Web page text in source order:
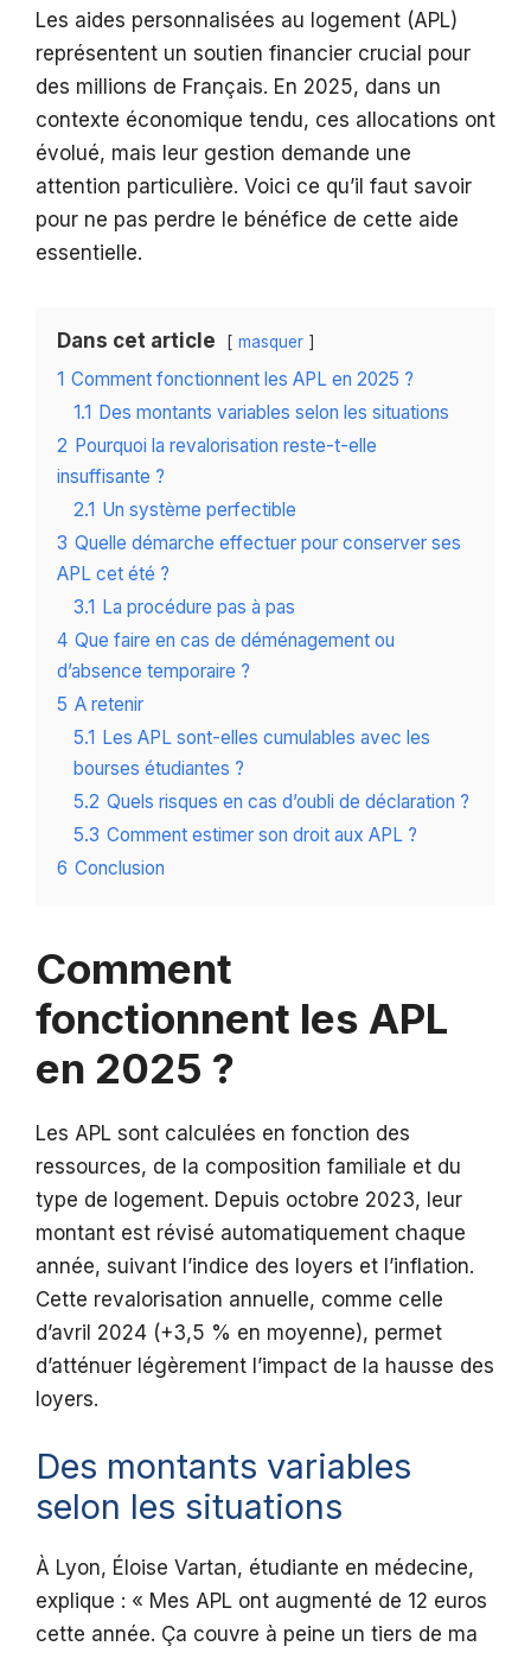
Les aides personnalisées au logement (APL)
représentent un soutien financier crucial pour
des millions de Français. En 2025, dans un
contexte économique tendu, ces allocations ont
évolué, mais leur gestion demande une
attention particulière. Voici ce qu’il faut savoir
pour ne pas perdre le bénéfice de cette aide
essentielle.
Dans cet article masquer
1 Comment fonctionnent les APL en 2025 ?
1.1 Des montants variables selon les situations
2 Pourquoi la revalorisation reste-t-elle
insuffisante ?
2.1 Un système perfectible
3 Quelle démarche effectuer pour conserver ses
APL cet été ?
3.1 La procédure pas à pas
4 Que faire en cas de déménagement ou
d’absence temporaire ?
5 A retenir
5.1 Les APL sont-elles cumulables avec les
bourses étudiantes ?
5.2 Quels risques en cas d’oubli de déclaration ?
5.3 Comment estimer son droit aux APL ?
6 Conclusion
Comment
fonctionnent les APL
en 2025 ?
Les APL sont calculées en fonction des
ressources, de la composition familiale et du
type de logement. Depuis octobre 2023, leur
montant est révisé automatiquement chaque
année, suivant l’indice des loyers et l’inflation.
Cette revalorisation annuelle, comme celle
d’avril 2024 (+3,5 % en moyenne), permet
d’atténuer légèrement l’impact de la hausse des
loyers.
Des montants variables
selon les situations
À Lyon, Éloise Vartan, étudiante en médecine,
explique : « Mes APL ont augmenté de 12 euros
cette année. Ça couvre à peine un tiers de ma